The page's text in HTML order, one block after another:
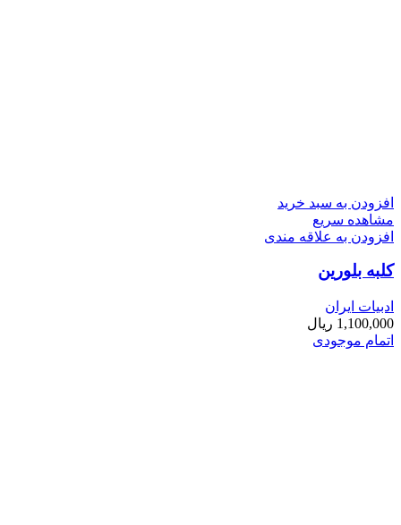
افزودن به سبد خرید
مشاهده سریع
افزودن به علاقه مندی
کلبه بلورین
ادبیات ایران
1,100,000 ریال
اتمام موجودی